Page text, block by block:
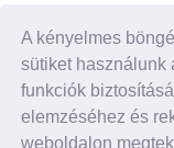
A kényelmes
sütiket használunk
funkciók
elemzéséhez és
weboldalon